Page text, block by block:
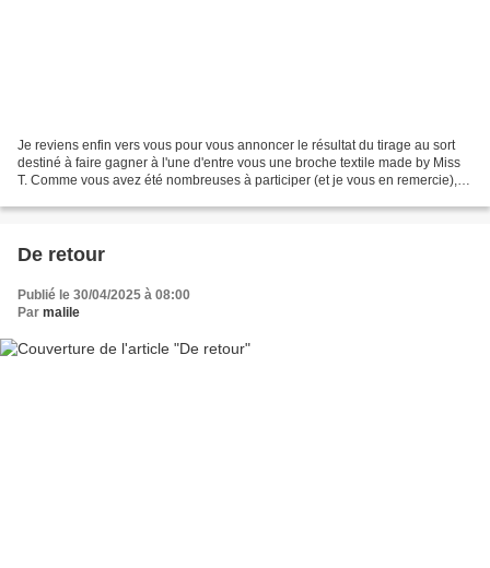
Je reviens enfin vers vous pour vous annoncer le résultat du tirage au sort
destiné à faire gagner à l'une d'entre vous une broche textile made by Miss
T. Comme vous avez été nombreuses à participer (et je vous en remercie),
De retour
Publié le 30/04/2025 à 08:00
Par malile